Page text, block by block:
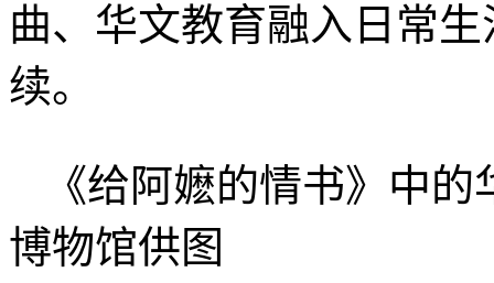
曲、华文教育融入日常
续。
《给阿嬷的情书》中
博物馆供图